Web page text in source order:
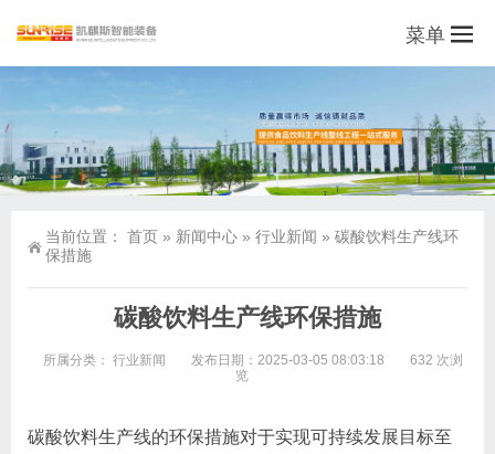
菜单
当前位置： 首页 » 新闻中心 » 行业新闻 » 碳酸饮料生产线环
保措施
碳酸饮料生产线环保措施
所属分类： 行业新闻 发布日期：2025-03-05 08:03:18
632 次浏
览
碳酸饮料生产线的环保措施对于实现可持续发展目标至